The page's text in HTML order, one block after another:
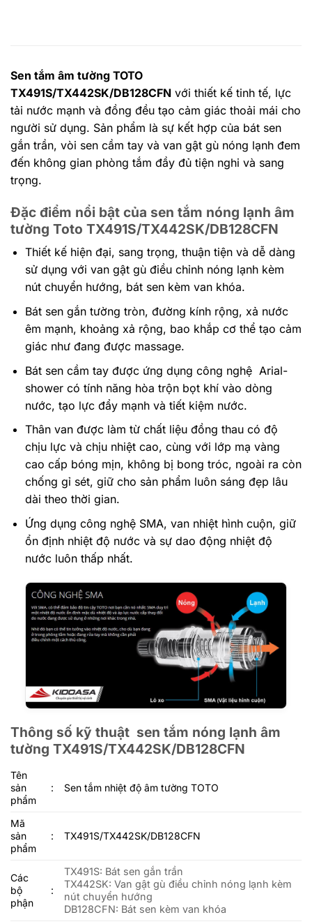
Sen tắm âm tường TOTO
TX491S/TX442SK/DB128CFN với thiết kế tinh tế, lực
tải nước mạnh và đồng đều tạo cảm giác thoải mái cho
người sử dụng. Sản phẩm là sự kết hợp của bát sen
gắn trần, vòi sen cầm tay và van gật gù nóng lạnh đem
đến không gian phòng tắm đầy đủ tiện nghi và sang
trọng.
Đặc điểm nổi bật của sen tắm nóng lạnh âm
tường Toto TX491S/TX442SK/DB128CFN
Thiết kế hiện đại, sang trọng, thuận tiện và dễ dàng
sử dụng với van gật gù điều chỉnh nóng lạnh kèm
nút chuyển hướng, bát sen kèm van khóa.
Bát sen gắn tường tròn, đường kính rộng, xả nước
êm mạnh, khoảng xả rộng, bao khắp cơ thể tạo cảm
giác như đang được massage.
Bát sen cầm tay được ứng dụng công nghệ Arial-
shower có tính năng hòa trộn bọt khí vào dòng
nước, tạo lực đẩy mạnh và tiết kiệm nước.
Thân van được làm từ chất liệu đồng thau có độ
chịu lực và chịu nhiệt cao, cùng với lớp mạ vàng
cao cấp bóng mịn, không bị bong tróc, ngoài ra còn
chống gỉ sét, giữ cho sản phẩm luôn sáng đẹp lâu
dài theo thời gian.
Ứng dụng công nghệ SMA, van nhiệt hình cuộn, giữ
ổn định nhiệt độ nước và sự dao động nhiệt độ
nước luôn thấp nhất.
Thông số kỹ thuật sen tắm nóng lạnh âm
tường TX491S/TX442SK/DB128CFN
Tên
sản
phẩm
: Sen tắm nhiệt độ âm tường TOTO
Mã
sản
phẩm
: TX491S/TX442SK/DB128CFN
Các
bộ
phận
:
TX491S: Bát sen gắn trần
TX442SK: Van gật gù điều chỉnh nóng lạnh kèm
nút chuyển hướng
DB128CFN: Bát sen kèm van khóa